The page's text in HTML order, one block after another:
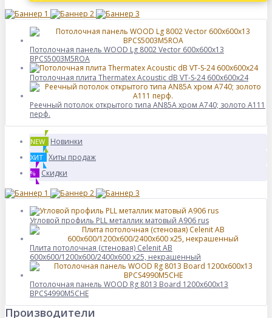
Потолочная панель WOOD Lg 8002 Vector 600x600x13
BPCS5003M5ROA
Потолочная плита Thermatex Acoustic dB VT-S-24 600x600x24
Реечный потолок открытого типа AN85A хром А740; золото А111
перф.
NEW Новинки
ХИТ Хиты продаж
% Скидки
Угловой профиль PLL металлик матовый А906 rus
Плита потолочная (стеновая) Celenit AB
600x600/1200x600/2400x600 x25, некрашенный
Потолочная панель WOOD Rg 8013 Board 1200x600x13
BPCS4990M5CHE
Производители